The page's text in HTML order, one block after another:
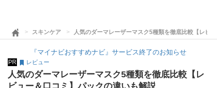
スキンケア 人気のダーマレーザーマスク5種類を徹底比較【レビ
『マイナビおすすめナビ』サービス終了のお知らせ
PR レビュー
人気のダーマレーザーマスク5種類を徹底比較【レ
ビュー＆口コミ】パックの違いも解説